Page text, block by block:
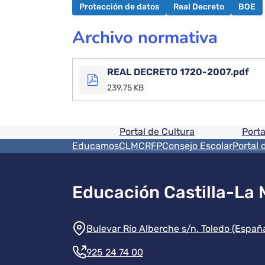
Protección de datos Real Decreto BOE
Archivo normativa
REAL DECRETO 1720-2007.pdf
239.75 KB
Pie de pagina
Portal de Cultura
Menú del pie
EducamosCLMCRFPConsejo EscolarPortal
Educación Castilla-La
Información de la
Bulevar Río Alberche s/n. Toledo
925 24 74 00